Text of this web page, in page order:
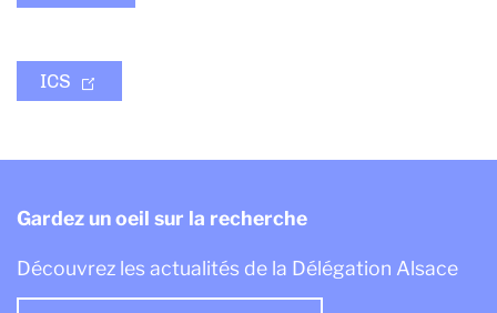
ICS
Gardez un oeil sur la recherche
Découvrez les actualités de la Délégation Alsace